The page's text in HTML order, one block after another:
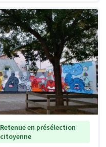
Retenue en présélection
citoyenne